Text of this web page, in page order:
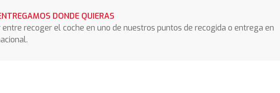
DONDE QUIERAS
recoger el coche en uno de nuestros puntos de recogida o entrega en